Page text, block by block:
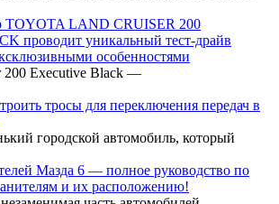
TOYOTA LAND CRUISER 200
проводит уникальный тест-драйв
особенностями
200 Executive Black —
тросы для переключения передач в
городской автомобиль, который
Мазда 6 — полное руководство по
и их расположению!